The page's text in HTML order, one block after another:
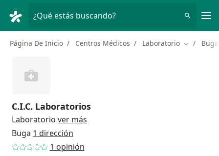
¿Qué estás buscando?
Página De Inicio Centros Médicos Laboratorio Cambiar
Buga
C.I.C. Laboratorios
Laboratorio ver más
Buga 1 dirección
1 opinión